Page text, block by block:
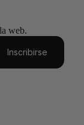
web.
Inscribirse